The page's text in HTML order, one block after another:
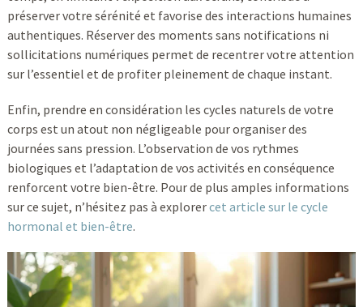
préserver votre sérénité et favorise des interactions humaines
authentiques. Réserver des moments sans notifications ni
sollicitations numériques permet de recentrer votre attention
sur l’essentiel et de profiter pleinement de chaque instant.
Enfin, prendre en considération les cycles naturels de votre
corps est un atout non négligeable pour organiser des
journées sans pression. L’observation de vos rythmes
biologiques et l’adaptation de vos activités en conséquence
renforcent votre bien-être. Pour de plus amples informations
sur ce sujet, n’hésitez pas à explorercet article sur le cycle
hormonal et bien-être.